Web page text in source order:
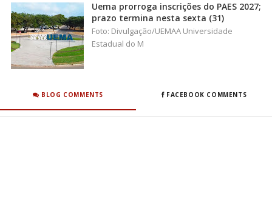
Uema prorroga inscrições do PAES 2027;
prazo termina nesta sexta (31)
Foto: Divulgação/UEMAA Universidade
Estadual do M
BLOG COMMENTS FACEBOOK COMMENTS